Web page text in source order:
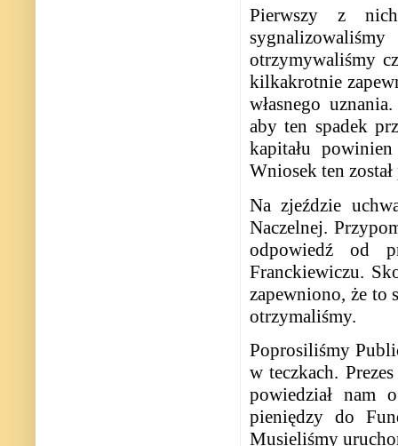
Pierwszy z
otrzymywaliśmy
kilkakrotnie
własnego
aby ten spadek
kapitału
Wniosek ten
Na zjeździe
Naczelnej.
odpowiedź od
Franckiewiczu.
zapewniono, że to
otrzymaliśmy.
Poprosiliśmy
w teczkach.
powiedział
pieniędzy do
Musieliśmy